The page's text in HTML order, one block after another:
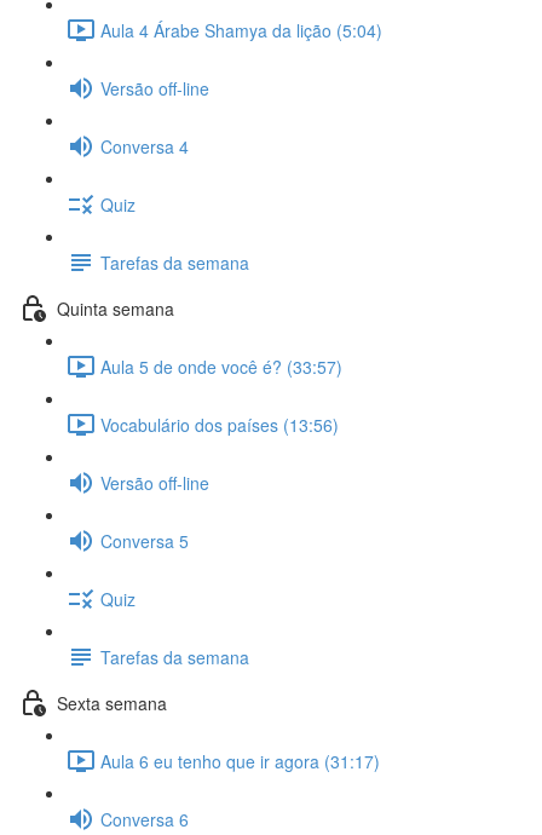
Aula 4 Árabe Shamya da lição (5:04)
Versão off-line
Conversa 4
Quiz
Tarefas da semana
Quinta semana
Aula 5 de onde você é? (33:57)
Vocabulário dos países (13:56)
Versão off-line
Conversa 5
Quiz
Tarefas da semana
Sexta semana
Aula 6 eu tenho que ir agora (31:17)
Conversa 6